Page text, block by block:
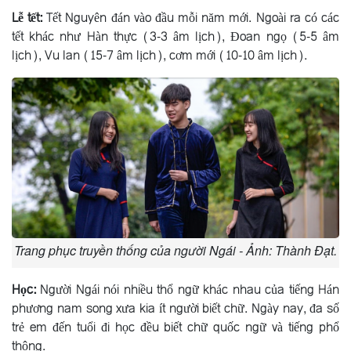
Lễ tết:Tết Nguyên đán vào đầu mỗi năm mới. Ngoài ra có các
tết khác như Hàn thực (3-3 âm lịch), Ðoan ngọ (5-5 âm
lịch), Vu lan (15-7 âm lịch), cơm mới (10-10 âm lịch).
Trang phục truyền thống của người Ngái - Ảnh: Thành Đạt.
Học: Người Ngái nói nhiều thổ ngữ khác nhau của tiếng Hán
phương nam song xưa kia ít người biết chữ. Ngày nay, đa số
trẻ em đến tuổi đi học đều biết chữ quốc ngữ và tiếng phổ